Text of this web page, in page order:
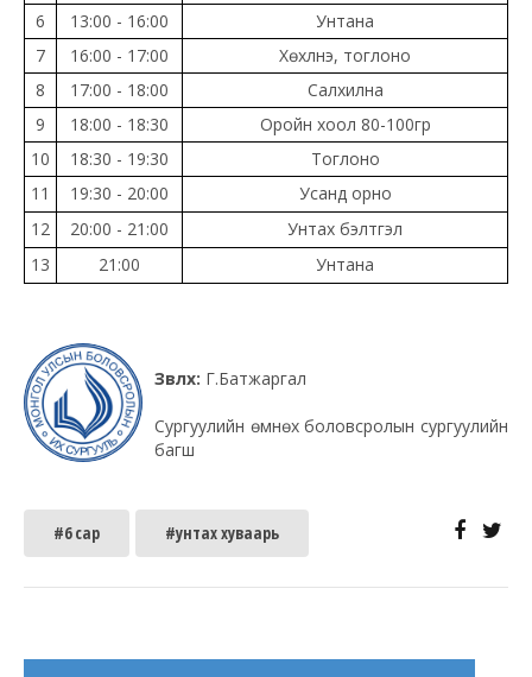
6
13:00 - 16:00
Унтана
7
16:00 - 17:00
Хөхүүлнэ, тоглоно
8
17:00 - 18:00
Салхилна
9
18:00 - 18:30
Оройн хоол 80-100гр
10
18:30 - 19:30
Тоглоно
11
19:30 - 20:00
Усанд орно
12
20:00 - 21:00
Унтах бэлтгэл
13
21:00 Унтана
Зөвлөх: Г.Батжаргал
Сургуулийн өмнөх боловсролын сургуулийн
багш
#6 сар #унтах хуваарь